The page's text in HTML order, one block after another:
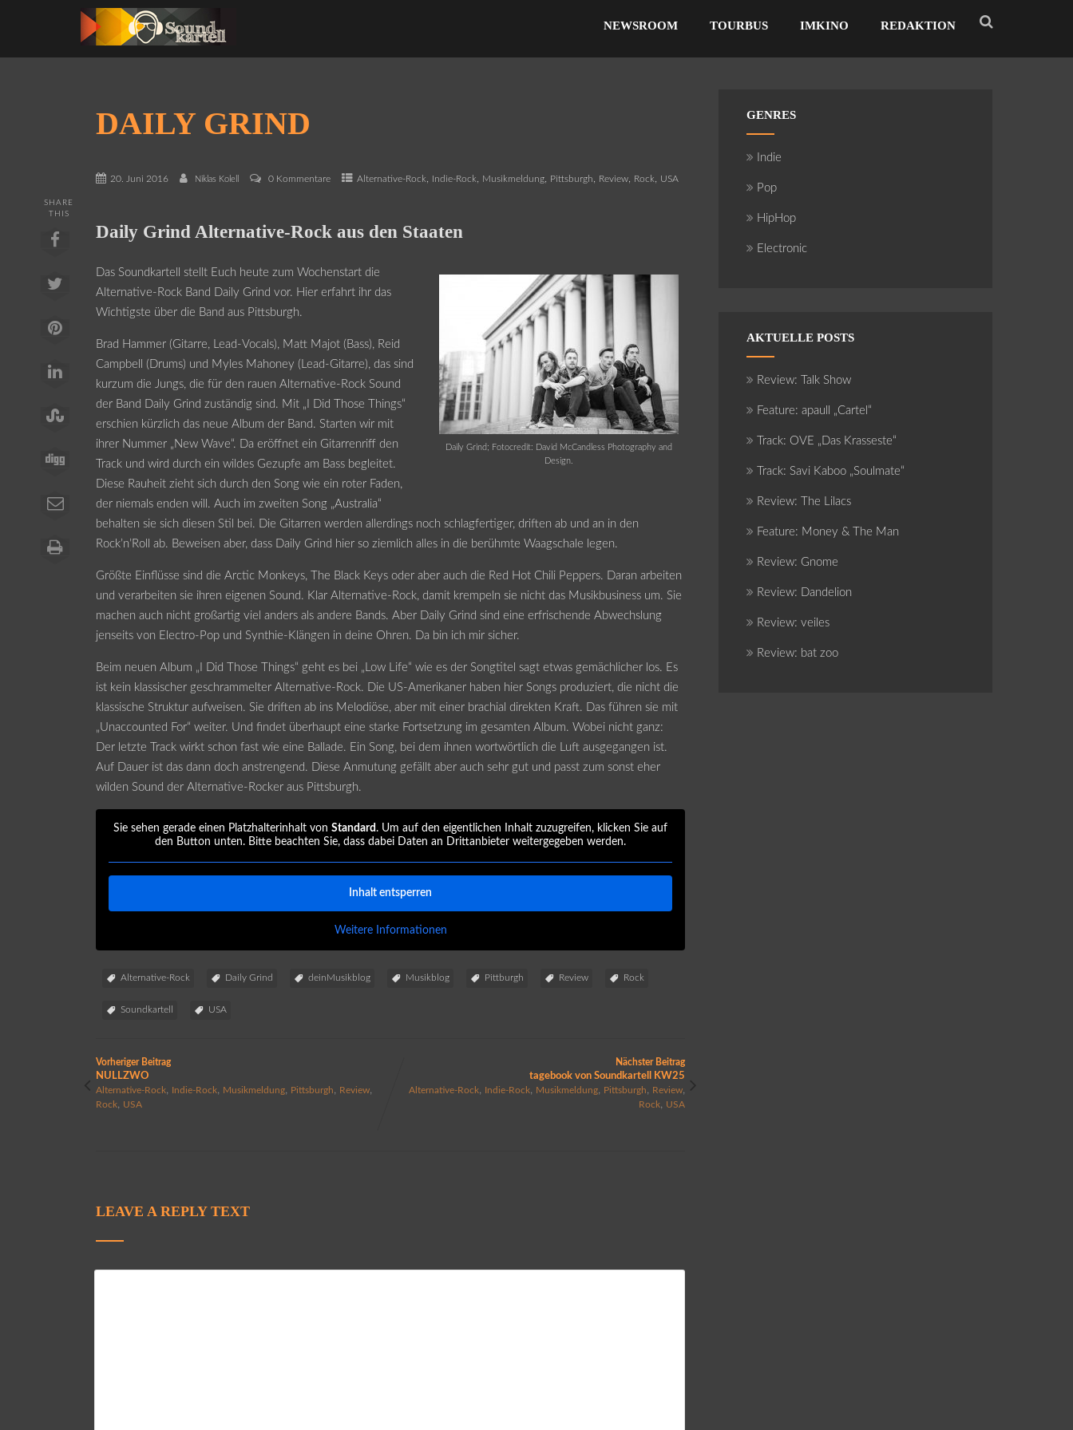
NEWSROOM TOURBUS IMKINO REDAKTION
DAILY GRIND
20. Juni 2016 Niklas Kolell 0 Kommentare Alternative-Rock, Indie-Rock, Musikmeldung, Pittsburgh, Review, Rock, USA
SHARE
THIS
Daily Grind Alternative-Rock aus den Staaten
Daily Grind; Fotocredit: David McCandless Photography and
Design.
Das Soundkartell stellt Euch heute zum Wochenstart die
Alternative-Rock Band Daily Grind vor. Hier erfahrt ihr das
Wichtigste über die Band aus Pittsburgh.
Brad Hammer (Gitarre, Lead-Vocals), Matt Majot (Bass), Reid
Campbell (Drums) und Myles Mahoney (Lead-Gitarre), das sind
kurzum die Jungs, die für den rauen Alternative-Rock Sound
der Band Daily Grind zuständig sind. Mit „I Did Those Things“
erschien kürzlich das neue Album der Band. Starten wir mit
ihrer Nummer „New Wave“. Da eröffnet ein Gitarrenriff den
Track und wird durch ein wildes Gezupfe am Bass begleitet.
Diese Rauheit zieht sich durch den Song wie ein roter Faden,
der niemals enden will. Auch im zweiten Song „Australia“
behalten sie sich diesen Stil bei. Die Gitarren werden allerdings noch schlagfertiger, driften ab und an in den
Rock’n’Roll ab. Beweisen aber, dass Daily Grind hier so ziemlich alles in die berühmte Waagschale legen.
Größte Einflüsse sind die Arctic Monkeys, The Black Keys oder aber auch die Red Hot Chili Peppers. Daran arbeiten
und verarbeiten sie ihren eigenen Sound. Klar Alternative-Rock, damit krempeln sie nicht das Musikbusiness um. Sie
machen auch nicht großartig viel anders als andere Bands. Aber Daily Grind sind eine erfrischende Abwechslung
jenseits von Electro-Pop und Synthie-Klängen in deine Ohren. Da bin ich mir sicher.
Beim neuen Album „I Did Those Things“ geht es bei „Low Life“ wie es der Songtitel sagt etwas gemächlicher los. Es
ist kein klassischer geschrammelter Alternative-Rock. Die US-Amerikaner haben hier Songs produziert, die nicht die
klassische Struktur aufweisen. Sie driften ab ins Melodiöse, aber mit einer brachial direkten Kraft. Das führen sie mit
„Unaccounted For“ weiter. Und findet überhaupt eine starke Fortsetzung im gesamten Album. Wobei nicht ganz:
Der letzte Track wirkt schon fast wie eine Ballade. Ein Song, bei dem ihnen wortwörtlich die Luft ausgegangen ist.
Auf Dauer ist das dann doch anstrengend. Diese Anmutung gefällt aber auch sehr gut und passt zum sonst eher
wilden Sound der Alternative-Rocker aus Pittsburgh.
Sie sehen gerade einen Platzhalterinhalt vonStandard . Um auf den eigentlichen Inhalt zuzugreifen, klicken Sie auf
den Button unten. Bitte beachten Sie, dass dabei Daten an Drittanbieter weitergegeben werden.
Inhalt entsperren
Weitere Informationen
Alternative-Rock Daily Grind deinMusikblog Musikblog Pittburgh Review Rock
Soundkartell USA
Vorheriger Beitrag
NULLZWO
Alternative-Rock Indie-Rock Musikmeldung Pittsburgh Review
Rock USA
Nächster Beitrag
tagebook von Soundkartell KW25
Alternative-Rock Indie-Rock Musikmeldung Pittsburgh Review
Rock USA
LEAVE A REPLY TEXT
GENRES
Indie
Pop
HipHop
Electronic
AKTUELLE POSTS
Review: Talk Show
Feature: apaull „Cartel“
Track: OVE „Das Krasseste“
Track: Savi Kaboo „Soulmate“
Review: The Lilacs
Feature: Money & The Man
Review: Gnome
Review: Dandelion
Review: veiles
Review: bat zoo